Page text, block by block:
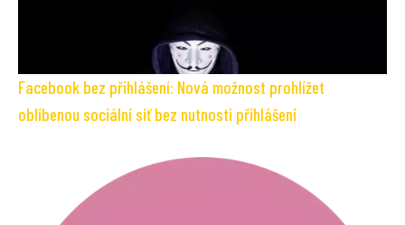
Facebook bez přihlášení: Nová možnost prohlížet
oblíbenou sociální síť bez nutnosti přihlášení